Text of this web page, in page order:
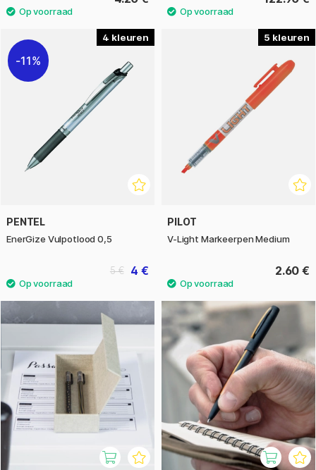
4
11%
PENTEL
EnerGize Vulpotlood 0,5
4 €
5 €
5
PILOT
V-Light Markeerpen Medium
2.60 €